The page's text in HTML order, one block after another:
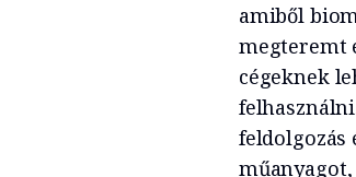
amiből
megteremt
cégeknek